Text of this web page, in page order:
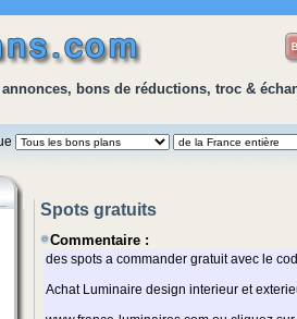
bons de réductions, troc &
Spots gratuits
Commentaire :